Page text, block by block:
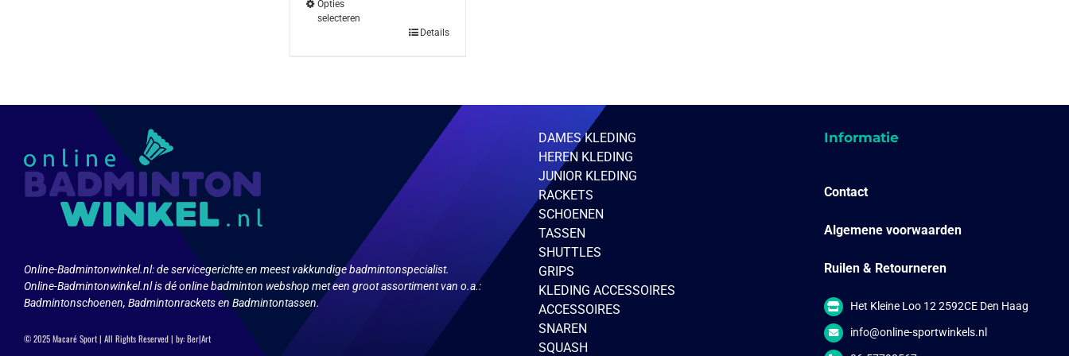
Opties
selecteren
productpagina
Details
Online-Badmintonwinkel.nl:de servicegerichte en meest vakkundige badmintonspecialist.
Online-Badmintonwinkel.nl is dé online badminton webshop met een groot assortiment van o.a.:
Badmintonschoenen, Badmintonrackets en Badmintontassen.
© 2025 Macaré Sport | All Rights Reserved | by:Ber|Art
DAMES KLEDING
HEREN KLEDING
JUNIOR KLEDING
RACKETS
SCHOENEN
TASSEN
SHUTTLES
GRIPS
KLEDING ACCESSOIRES
ACCESSOIRES
SNAREN
SQUASH
Informatie
Contact
Algemene voorwaarden
Ruilen & Retourneren
Het Kleine Loo 12 2592CE Den Haag
info@online-sportwinkels.nl